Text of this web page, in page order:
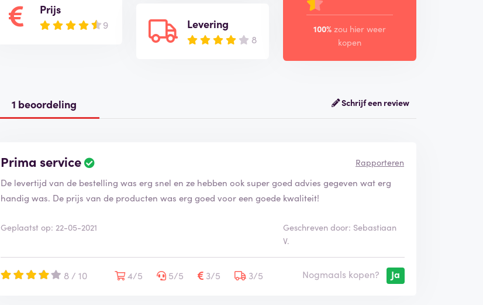
Prijs
9 Levering
8
100% zou hier weer
kopen
1 beoordeling Schrijf een review
Prima service Rapporteren
De levertijd van de bestelling was erg snel en ze hebben ook super goed advies gegeven wat erg
handig was. De prijs van de producten was erg goed voor een goede kwaliteit!
Geplaatst op: 22-05-2021
Geschreven door: Sebastiaan
V.
8 / 10 4/5 5/5 3/5 3/5 Nogmaals kopen? Ja